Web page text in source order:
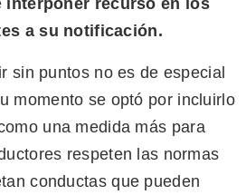
a su notificación.
sin puntos no es de especial
momento se optó por incluirlo
una medida más para
respeten las normas
conductas que pueden